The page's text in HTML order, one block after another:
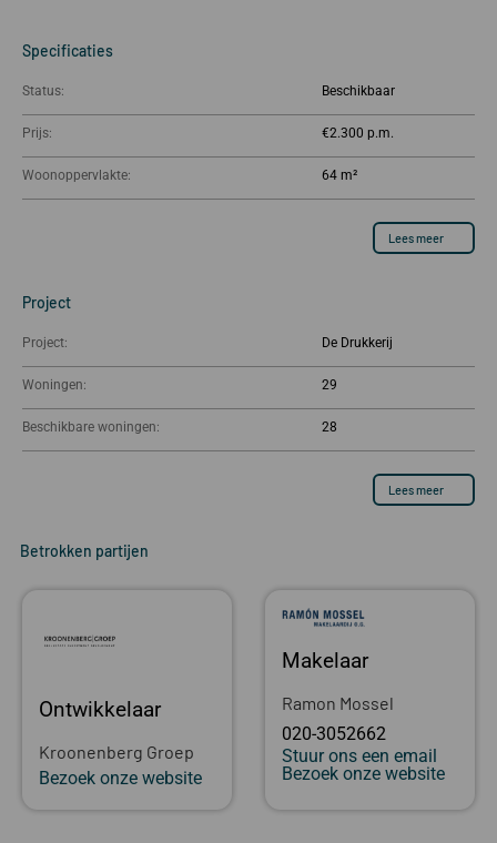
Specificaties
Status: Beschikbaar
Prijs: €2.300
Woonoppervlakte: 64 m²
Lees meer
Project
Project: De Drukkerij
Woningen: 29
Beschikbare woningen: 28
Lees meer
Betrokken partijen
Ontwikkelaar
Kroonenberg Groep
Bezoek onze website
Makelaar
Ramon Mossel
020-3052662
Stuur ons een email
Bezoek onze website